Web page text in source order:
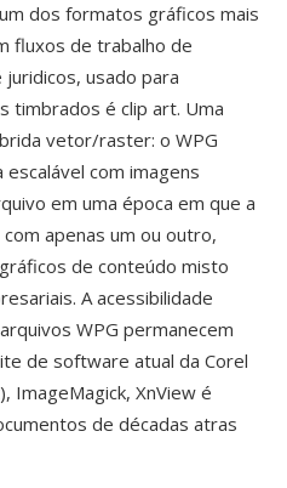
dos formatos gráficos mais
fluxos de trabalho de
usado para
timbrados é clip art. Uma
vetor/raster: o WPG
com imagens
em uma época em que a
apenas um ou outro,
de conteúdo misto
A acessibilidade
WPG permanecem
de software atual da Corel
ImageMagick, XnView é
de décadas atras